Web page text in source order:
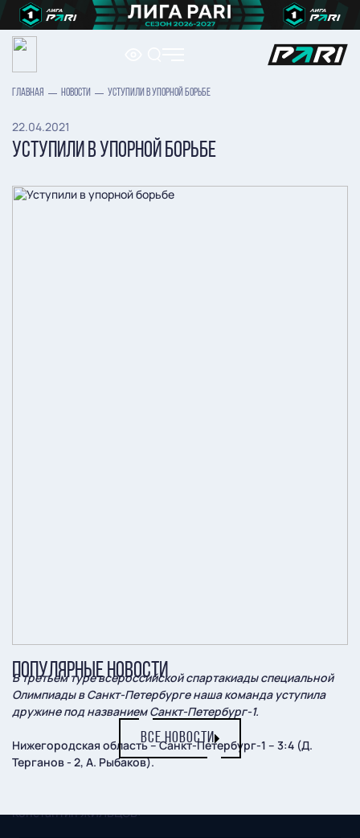
ГЛАВНАЯ НОВОСТИ УСТУПИЛИ В УПОРНОЙ БОРЬБЕ
22.04.2021
УСТУПИЛИ В УПОРНОЙ БОРЬБЕ
В третьем туре всероссийской спартакиады специальной
Олимпиады в Санкт-Петербурге наша команда уступила
дружине под названием Санкт-Петербург-1.
Нижегородская область – Санкт-Петербург-1 – 3:4 (Д.
Терганов - 2, А. Рыбаков).
Константин ЖИЛЬЦОВ:
ПОПУЛЯРНЫЕ НОВОСТИ
ВСЕ НОВОСТИ